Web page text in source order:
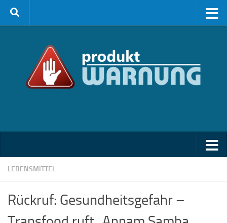
Zum Inhalt springen
LEBENSMITTEL
Rückruf: Gesundheitsgefahr –